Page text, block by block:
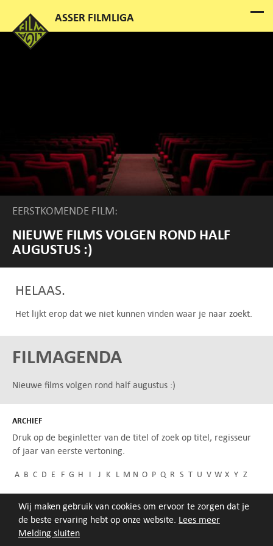
Melding sluiten
Wij maken gebruik van cookies om ervoor te zorgen dat je
de beste ervaring hebt op onze website. Lees meer
EERSTKOMENDE FILM:
NIEUWE FILMS VOLGEN ROND HALF
AUGUSTUS :)
HELAAS.
Het lijkt erop dat we niet kunnen vinden waar je naar zoekt.
FILMAGENDA
Nieuwe films volgen rond half augustus :)
ARCHIEF
Druk op de beginletter van de titel of zoek op titel, regisseur
of jaar van eerste vertoning.
A B C D E F G H I J K L M N O P Q R S T U V W X Y Z